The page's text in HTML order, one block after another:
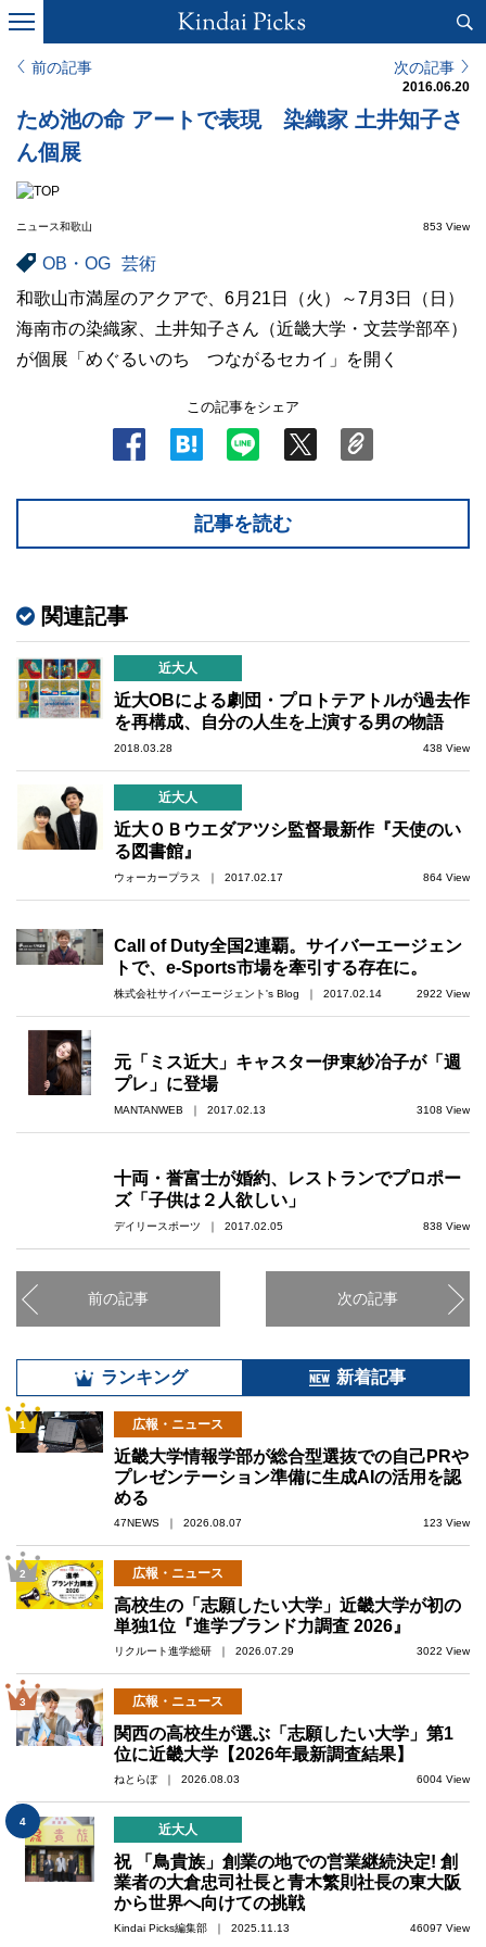
前の記事 次の記事
2016.06.20
ため池の命 アートで表現 染織家 土井知子さ
ん個展
ニュース和歌山 853 View
OB・OG 芸術
和歌山市満屋のアクアで、6月21日（火）～7月3日（日）
海南市の染織家、土井知子さん（近畿大学・文芸学部卒）
が個展「めぐるいのち つながるセカイ」を開く
この記事をシェア
記事を読む
関連記事
近大人
近大OBによる劇団・プロトテアトルが過去作
を再構成、自分の人生を上演する男の物語
2018.03.28 438 View
近大人
近大ＯＢウエダアツシ監督最新作『天使のい
る図書館』
ウォーカープラス ｜ 2017.02.17 864 View
Call of Duty全国2連覇。サイバーエージェン
トで、e-Sports市場を牽引する存在に。
株式会社サイバーエージェント's Blog ｜ 2017.02.14 2922 View
元「ミス近大」キャスター伊東紗冶子が「週
プレ」に登場
MANTANWEB ｜ 2017.02.13 3108 View
十両・誉富士が婚約、レストランでプロポー
ズ「子供は２人欲しい」
デイリースポーツ ｜ 2017.02.05 838 View
前の記事 次の記事
ランキング 新着記事
1 広報・ニュース
近畿大学情報学部が総合型選抜での自己PRや
プレゼンテーション準備に生成AIの活用を認
める
47NEWS ｜ 2026.08.07 123 View
2 広報・ニュース
高校生の「志願したい大学」近畿大学が初の
単独1位『進学ブランド力調査 2026』
リクルート進学総研 ｜ 2026.07.29 3022 View
3 広報・ニュース
関西の高校生が選ぶ「志願したい大学」第1
位に近畿大学【2026年最新調査結果】
ねとらぼ ｜ 2026.08.03 6004 View
4
近大人
祝 「鳥貴族」創業の地での営業継続決定! 創
業者の大倉忠司社長と青木繁則社長の東大阪
から世界へ向けての挑戦
Kindai Picks編集部 ｜ 2025.11.13 46097 View